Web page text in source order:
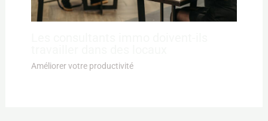
Améliorer votre productivité